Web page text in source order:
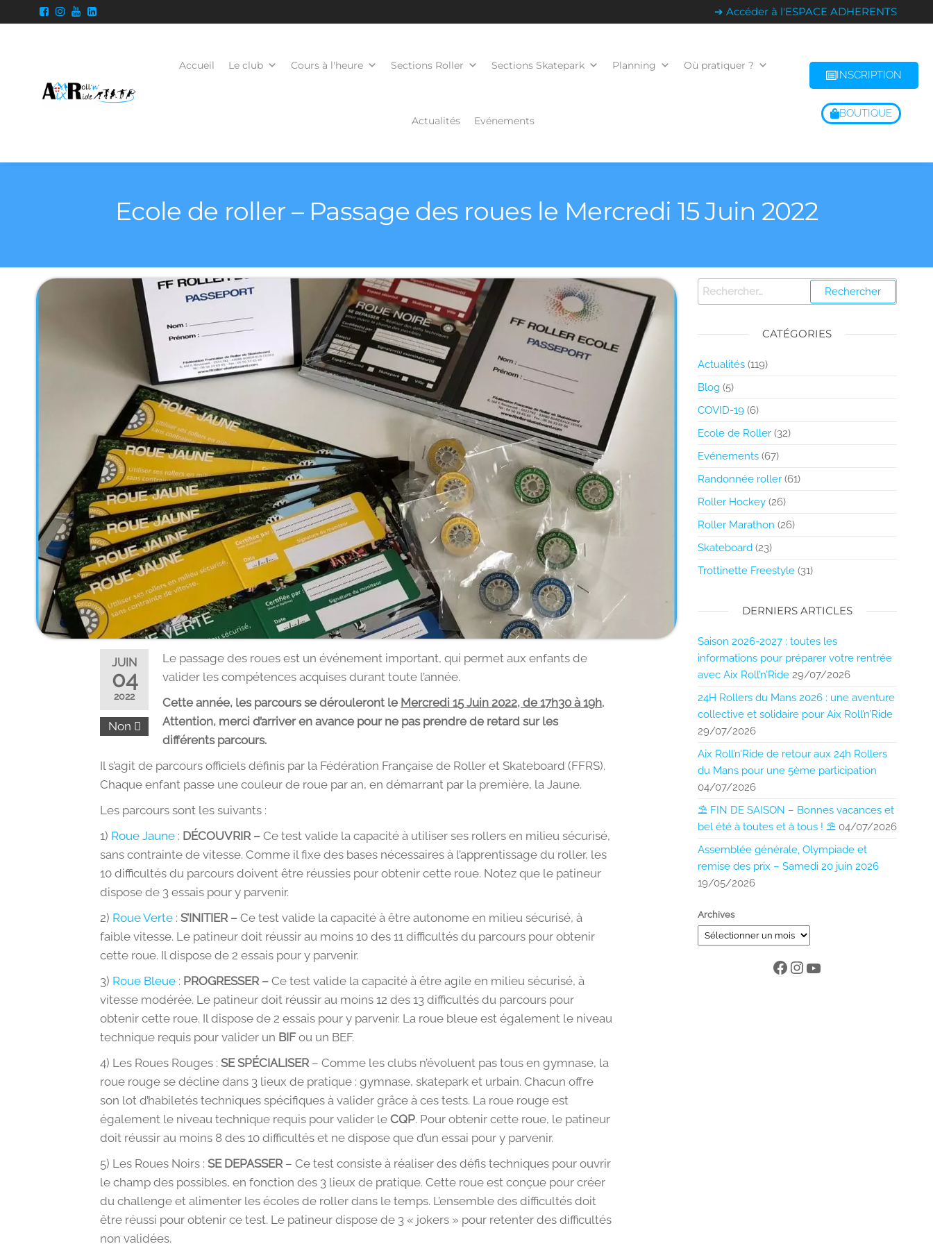
➔ Accéder à l'ESPACE ADHERENTS
Accueil Le club Cours à l'heure Sections Roller Sections Skatepark Planning Où pratiquer ?
Actualités Evénements
INSCRIPTION
BOUTIQUE
Ecole de roller – Passage des roues le Mercredi 15 Juin 2022
JUIN
04
2022
Non
Le passage des roues est un événement important, qui permet aux enfants de
valider les compétences acquises durant toute l’année.
Cette année, les parcours se dérouleront le Mercredi 15 Juin 2022, de 17h30 à 19h.
Attention, merci d’arriver en avance pour ne pas prendre de retard sur les
différents parcours.
Il s’agit de parcours officiels définis par la Fédération Française de Roller et Skateboard (FFRS).
Chaque enfant passe une couleur de roue par an, en démarrant par la première, la Jaune.
Les parcours sont les suivants :
1) Roue Jaune : DÉCOUVRIR –Ce test valide la capacité à utiliser ses rollers en milieu sécurisé,
sans contrainte de vitesse. Comme il fixe des bases nécessaires à l’apprentissage du roller, les
10 difficultés du parcours doivent être réussies pour obtenir cette roue. Notez que le patineur
dispose de 3 essais pour y parvenir.
2) Roue Verte :S’INITIER – Ce test valide la capacité à être autonome en milieu sécurisé, à
faible vitesse. Le patineur doit réussir au moins 10 des 11 difficultés du parcours pour obtenir
cette roue. Il dispose de 2 essais pour y parvenir.
3) Roue Bleue : PROGRESSER – Ce test valide la capacité à être agile en milieu sécurisé, à
vitesse modérée. Le patineur doit réussir au moins 12 des 13 difficultés du parcours pour
obtenir cette roue. Il dispose de 2 essais pour y parvenir. La roue bleue est également le niveau
technique requis pour valider un BIF ou un BEF.
4) Les Roues Rouges :SE SPÉCIALISER – Comme les clubs n’évoluent pas tous en gymnase, la
roue rouge se décline dans 3 lieux de pratique : gymnase, skatepark et urbain. Chacun offre
son lot d’habiletés techniques spécifiques à valider grâce à ces tests. La roue rouge est
également le niveau technique requis pour valider leCQP. Pour obtenir cette roue, le patineur
doit réussir au moins 8 des 10 difficultés et ne dispose que d’un essai pour y parvenir.
5) Les Roues Noirs :SE DEPASSER – Ce test consiste à réaliser des défis techniques pour ouvrir
le champ des possibles, en fonction des 3 lieux de pratique. Cette roue est conçue pour créer
du challenge et alimenter les écoles de roller dans le temps. L’ensemble des difficultés doit
être réussi pour obtenir ce test. Le patineur dispose de 3 « jokers » pour retenter des difficultés
non validées.
CATÉGORIES
Actualités(119)
Blog(5)
COVID-19(6)
Ecole de Roller(32)
Evénements(67)
Randonnée roller(61)
Roller Hockey(26)
Roller Marathon (26)
Skateboard(23)
Trottinette Freestyle(31)
DERNIERS ARTICLES
Saison 2026-2027 : toutes les
informations pour préparer votre rentrée
avec Aix Roll’n’Ride 29/07/2026
24H Rollers du Mans 2026 : une aventure
collective et solidaire pour Aix Roll’n’Ride
29/07/2026
Aix Roll’n’Ride de retour aux 24h Rollers
du Mans pour une 5ème participation
04/07/2026
⛱️ FIN DE SAISON – Bonnes vacances et
bel été à toutes et à tous ! ⛱️ 04/07/2026
Assemblée générale, Olympiade et
remise des prix – Samedi 20 juin 2026
19/05/2026
Archives